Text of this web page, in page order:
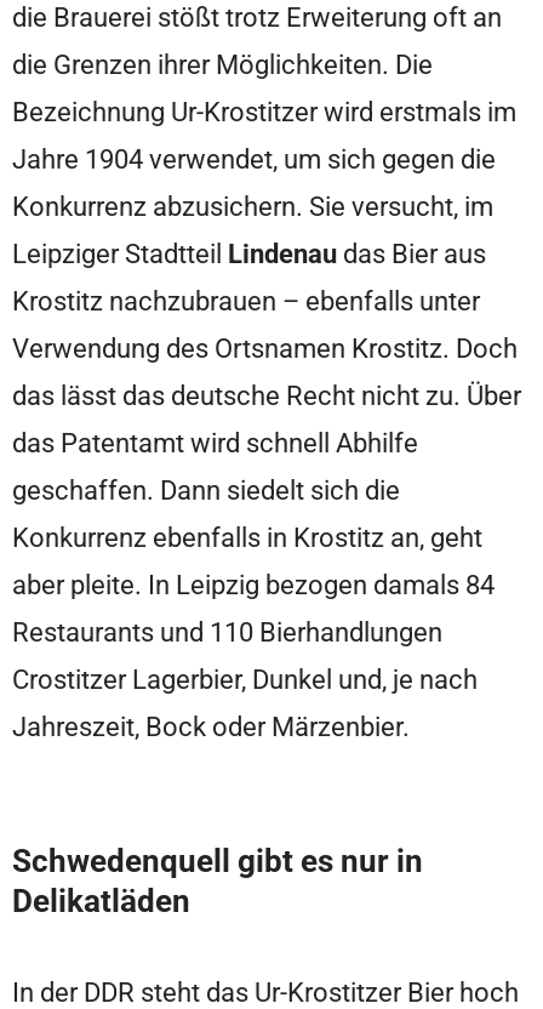
die Brauerei stößt trotz Erweiterung oft an
die Grenzen ihrer Möglichkeiten. Die
Bezeichnung Ur-Krostitzer wird erstmals im
Jahre 1904 verwendet, um sich gegen die
Konkurrenz abzusichern. Sie versucht, im
Leipziger Stadtteil Lindenau das Bier aus
Krostitz nachzubrauen – ebenfalls unter
Verwendung des Ortsnamen Krostitz. Doch
das lässt das deutsche Recht nicht zu. Über
das Patentamt wird schnell Abhilfe
geschaffen. Dann siedelt sich die
Konkurrenz ebenfalls in Krostitz an, geht
aber pleite. In Leipzig bezogen damals 84
Restaurants und 110 Bierhandlungen
Crostitzer Lagerbier, Dunkel und, je nach
Jahreszeit, Bock oder Märzenbier.
Schwedenquell gibt es nur in
Delikatläden
In der DDR steht das Ur-Krostitzer Bier hoch